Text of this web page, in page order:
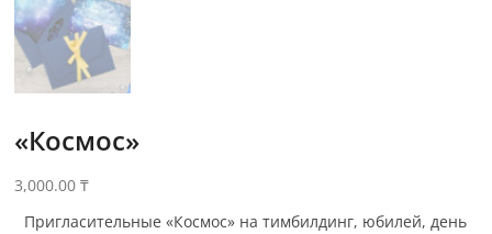
«Космос»
3,000.00₸
Пригласительные «Космос» на тимбилдинг, юбилей, день